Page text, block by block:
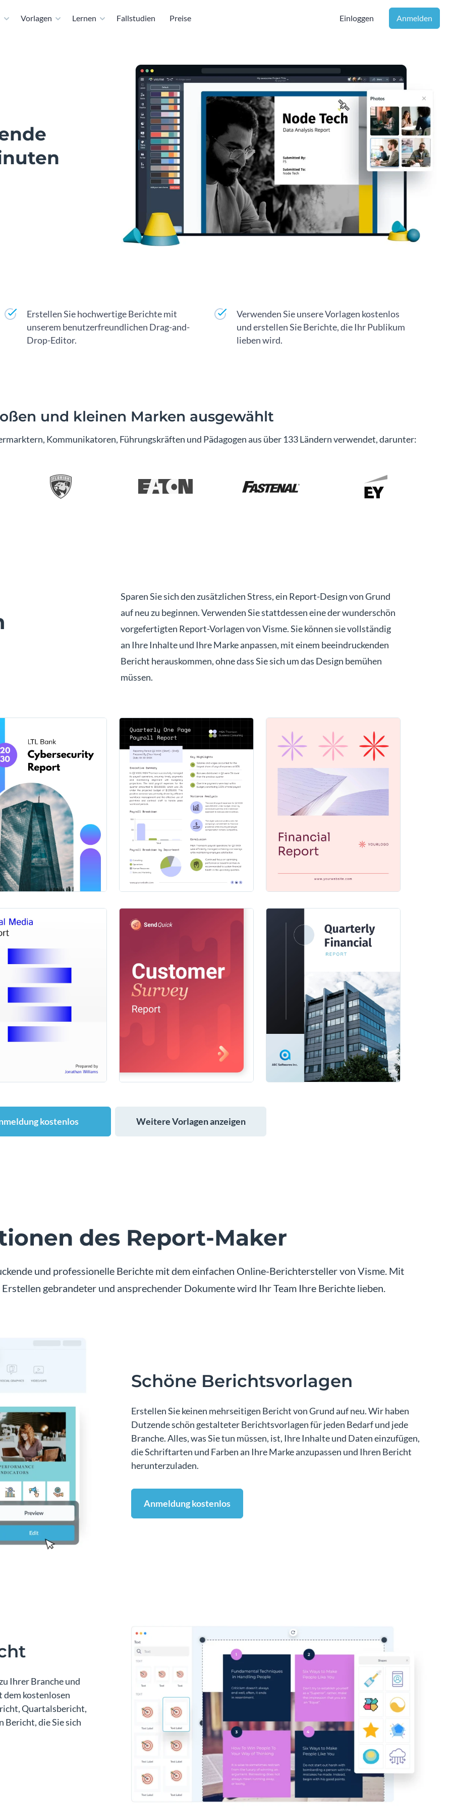
Vorlagen Lernen Fallstudien Preise Einloggen Anmelden
Erstellen Sie hochwertige Berichte mit
unserem benutzerfreundlichen Drag-and-
Drop-Editor.
Verwenden Sie unsere Vorlagen kostenlos
und erstellen Sie Berichte, die Ihr Publikum
lieben wird.
und kleinen Marken ausgewählt
Kommunikatoren, Führungskräften und Pädagogen aus über 133 Ländern verwendet, darunter:
Sparen Sie sich den zusätzlichen Stress, ein Report-Design von Grund
auf neu zu beginnen. Verwenden Sie stattdessen eine der wunderschön
vorgefertigten Report-Vorlagen von Visme. Sie können sie vollständig
an Ihre Inhalte und Ihre Marke anpassen, mit einem beeindruckenden
Bericht herauskommen, ohne dass Sie sich um das Design bemühen
müssen.
kostenlos Weitere Vorlagen anzeigen
des Report-Maker
und professionelle Berichte mit dem einfachen Online-Berichtersteller von Visme. Mit
gebrandeter und ansprechender Dokumente wird Ihr Team Ihre Berichte lieben.
Schöne Berichtsvorlagen
Erstellen Sie keinen mehrseitigen Bericht von Grund auf neu. Wir haben
Dutzende schön gestalteter Berichtsvorlagen für jeden Bedarf und jede
Branche. Alles, was Sie tun müssen, ist, Ihre Inhalte und Daten einzufügen,
die Schriftarten und Farben an Ihre Marke anzupassen und Ihren Bericht
herunterzuladen.
Anmeldung kostenlos
Ihrer Branche und
kostenlosen
Quartalsbericht,
Bericht, die Sie sich